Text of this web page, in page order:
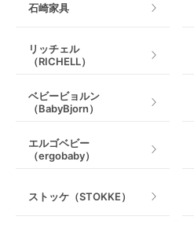
石崎家具
リッチェル
（RICHELL）
ベビービョルン
（BabyBjorn）
エルゴベビー
（ergobaby）
ストッケ（STOKKE）